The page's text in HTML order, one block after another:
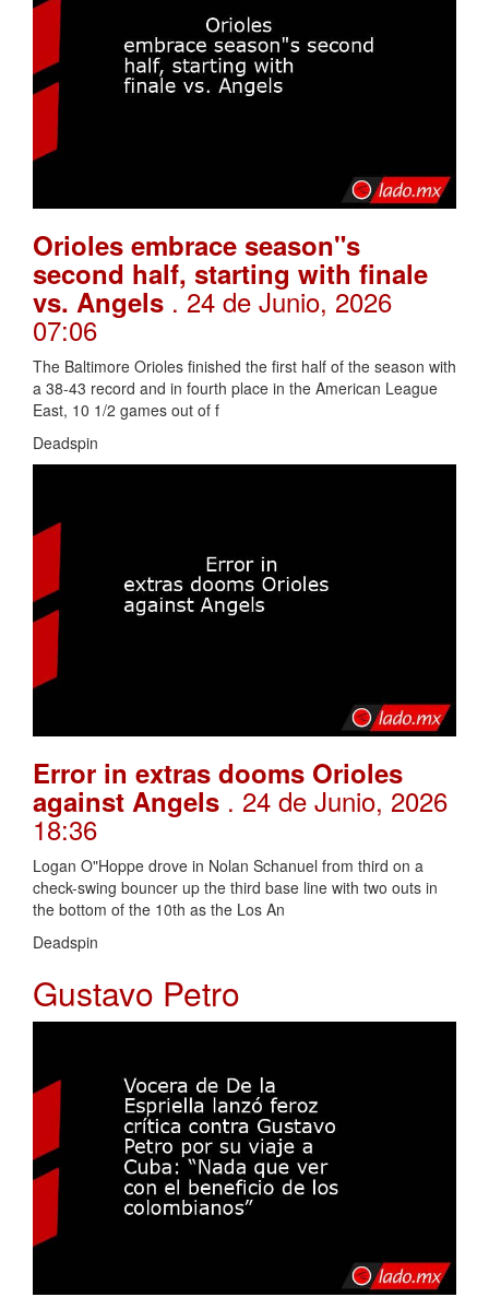
Orioles embrace season"s
second half, starting with finale
vs. Angels . 24 de Junio, 2026
07:06
The Baltimore Orioles finished the first half of the season with
a 38-43 record and in fourth place in the American League
East, 10 1/2 games out of f
Deadspin
Error in extras dooms Orioles
against Angels . 24 de Junio, 2026
18:36
Logan O"Hoppe drove in Nolan Schanuel from third on a
check-swing bouncer up the third base line with two outs in
the bottom of the 10th as the Los An
Deadspin
Gustavo Petro